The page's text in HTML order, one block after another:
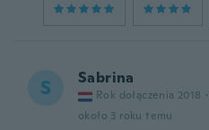
S Sabrina
Rok dołączenia 2018 ·
około 3 roku temu